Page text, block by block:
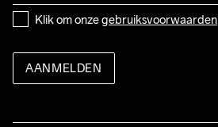
Klik om onze gebruiksvoorwaarden
AANMELDEN